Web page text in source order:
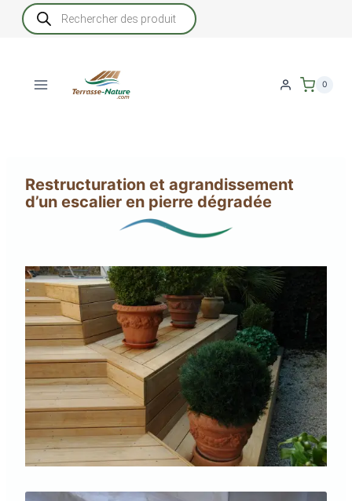
Recherche
de
produits
0
Restructuration et agrandissement
d’un escalier en pierre dégradée